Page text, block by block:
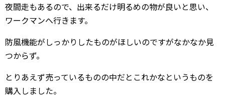
夜間走もあるので、出来るだけ明るめの物が良いと思い、
ワークマンへ行きます。
防風機能がしっかりしたものがほしいのですがなかなか見
つからず。
とりあえず売っているものの中だとこれかなというものを
購入しました。